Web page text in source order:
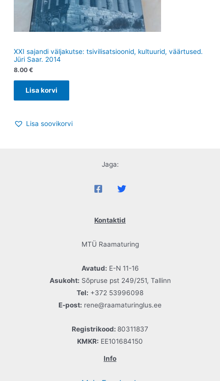
XXI sajandi väljakutse: tsivilisatsioonid, kultuurid, väärtused.
Jüri Saar. 2014
8.00 €
Lisa korvi
Lisa soovikorvi
Jaga:
Kontaktid
MTÜ Raamaturing
Avatud: E-N 11-16
Asukoht: Sõpruse pst 249/251, Tallinn
Tel: +372 53996098
E-post: rene@raamaturinglus.ee
Registrikood: 80311837
KMKR: EE101684150
Info